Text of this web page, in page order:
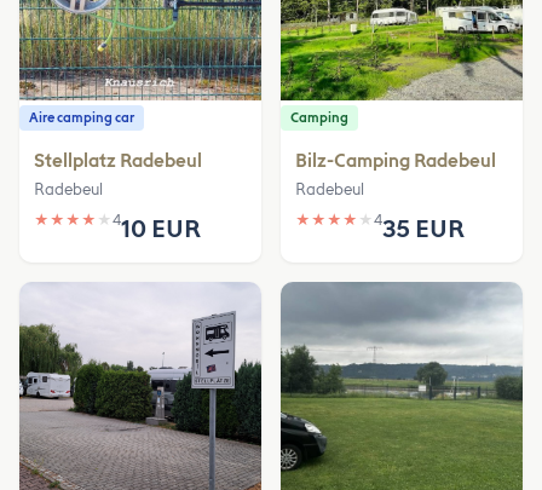
Aire camping car
Stellplatz Radebeul
Radebeul
★ ★ ★ ★ ★ 410 EUR
Camping
Bilz-Camping Radebeul
Radebeul
★ ★ ★ ★ ★ 435 EUR